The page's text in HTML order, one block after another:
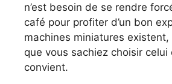
n’est besoin de se rendre
café pour profiter d’un bon
machines miniatures
que vous sachiez choisir celui
convient.